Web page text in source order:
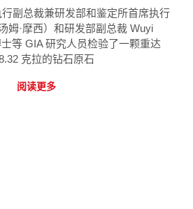
副总裁兼研发部和鉴定所首席执行
姆·摩西）和研发部副总裁 Wuyi
等 GIA 研究人员检验了一颗重达
克拉的钻石原石
阅读更多